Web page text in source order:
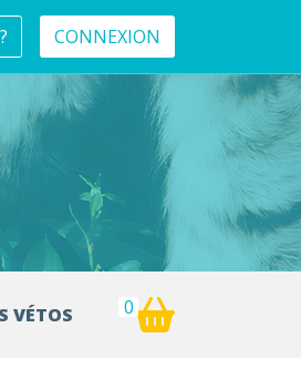
CONNEXION
VÉTOS 0